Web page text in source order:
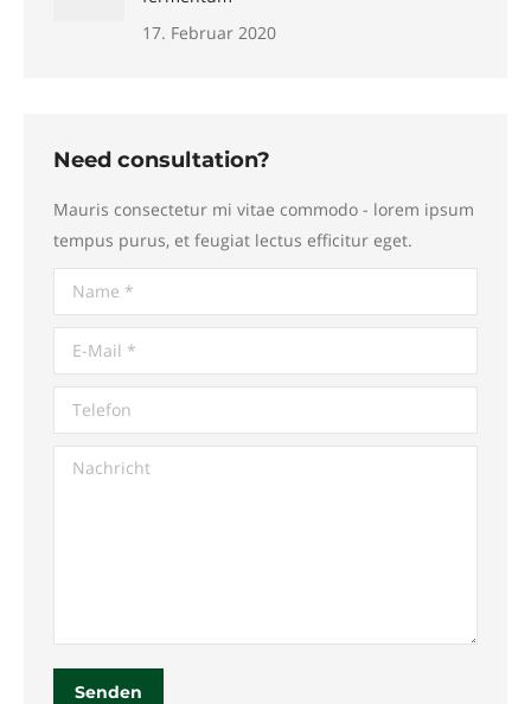
17. Februar 2020
Need consultation?
Mauris consectetur mi vitae commodo - lorem ipsum
tempus purus, et feugiat lectus efficitur eget.
Name *
E-Mail *
Telefon
Nachricht
Senden